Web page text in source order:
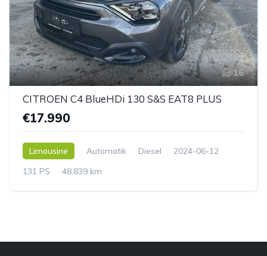
16
CITROEN C4 BlueHDi 130 S&S EAT8 PLUS
€17.990
Limousine Automatik Diesel
2024-06-12
131 PS
48.839 km